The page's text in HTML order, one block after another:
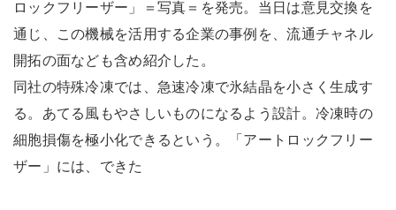
ロックフリーザー」＝写真＝を発売。当日は意見交換を
通じ、この機械を活用する企業の事例を、流通チャネル
開拓の面なども含め紹介した。
同社の特殊冷凍では、急速冷凍で氷結晶を小さく生成す
る。あてる風もやさしいものになるよう設計。冷凍時の
細胞損傷を極小化できるという。「アートロックフリー
ザー」には、できた